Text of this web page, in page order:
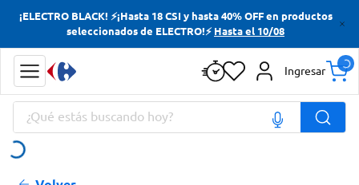
¡ELECTRO BLACK! ⚡¡Hasta 18 CSI y hasta 40% OFF en productos
seleccionados de ELECTRO!⚡ Hasta el 10/08
Ingresar
¿Qué estás buscando hoy?
Términos más buscados
Términos más buscados
Yerba
Cerveza
Papas Fritas
Doves